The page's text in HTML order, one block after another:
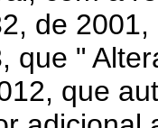
de
que "
que